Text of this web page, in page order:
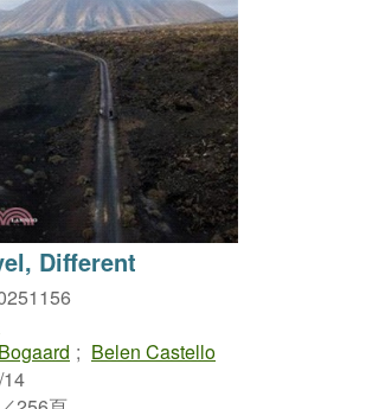
Different
; Belen Castello